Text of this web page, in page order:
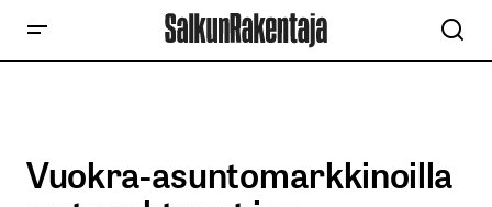
Vuokra-asuntomarkkinoilla